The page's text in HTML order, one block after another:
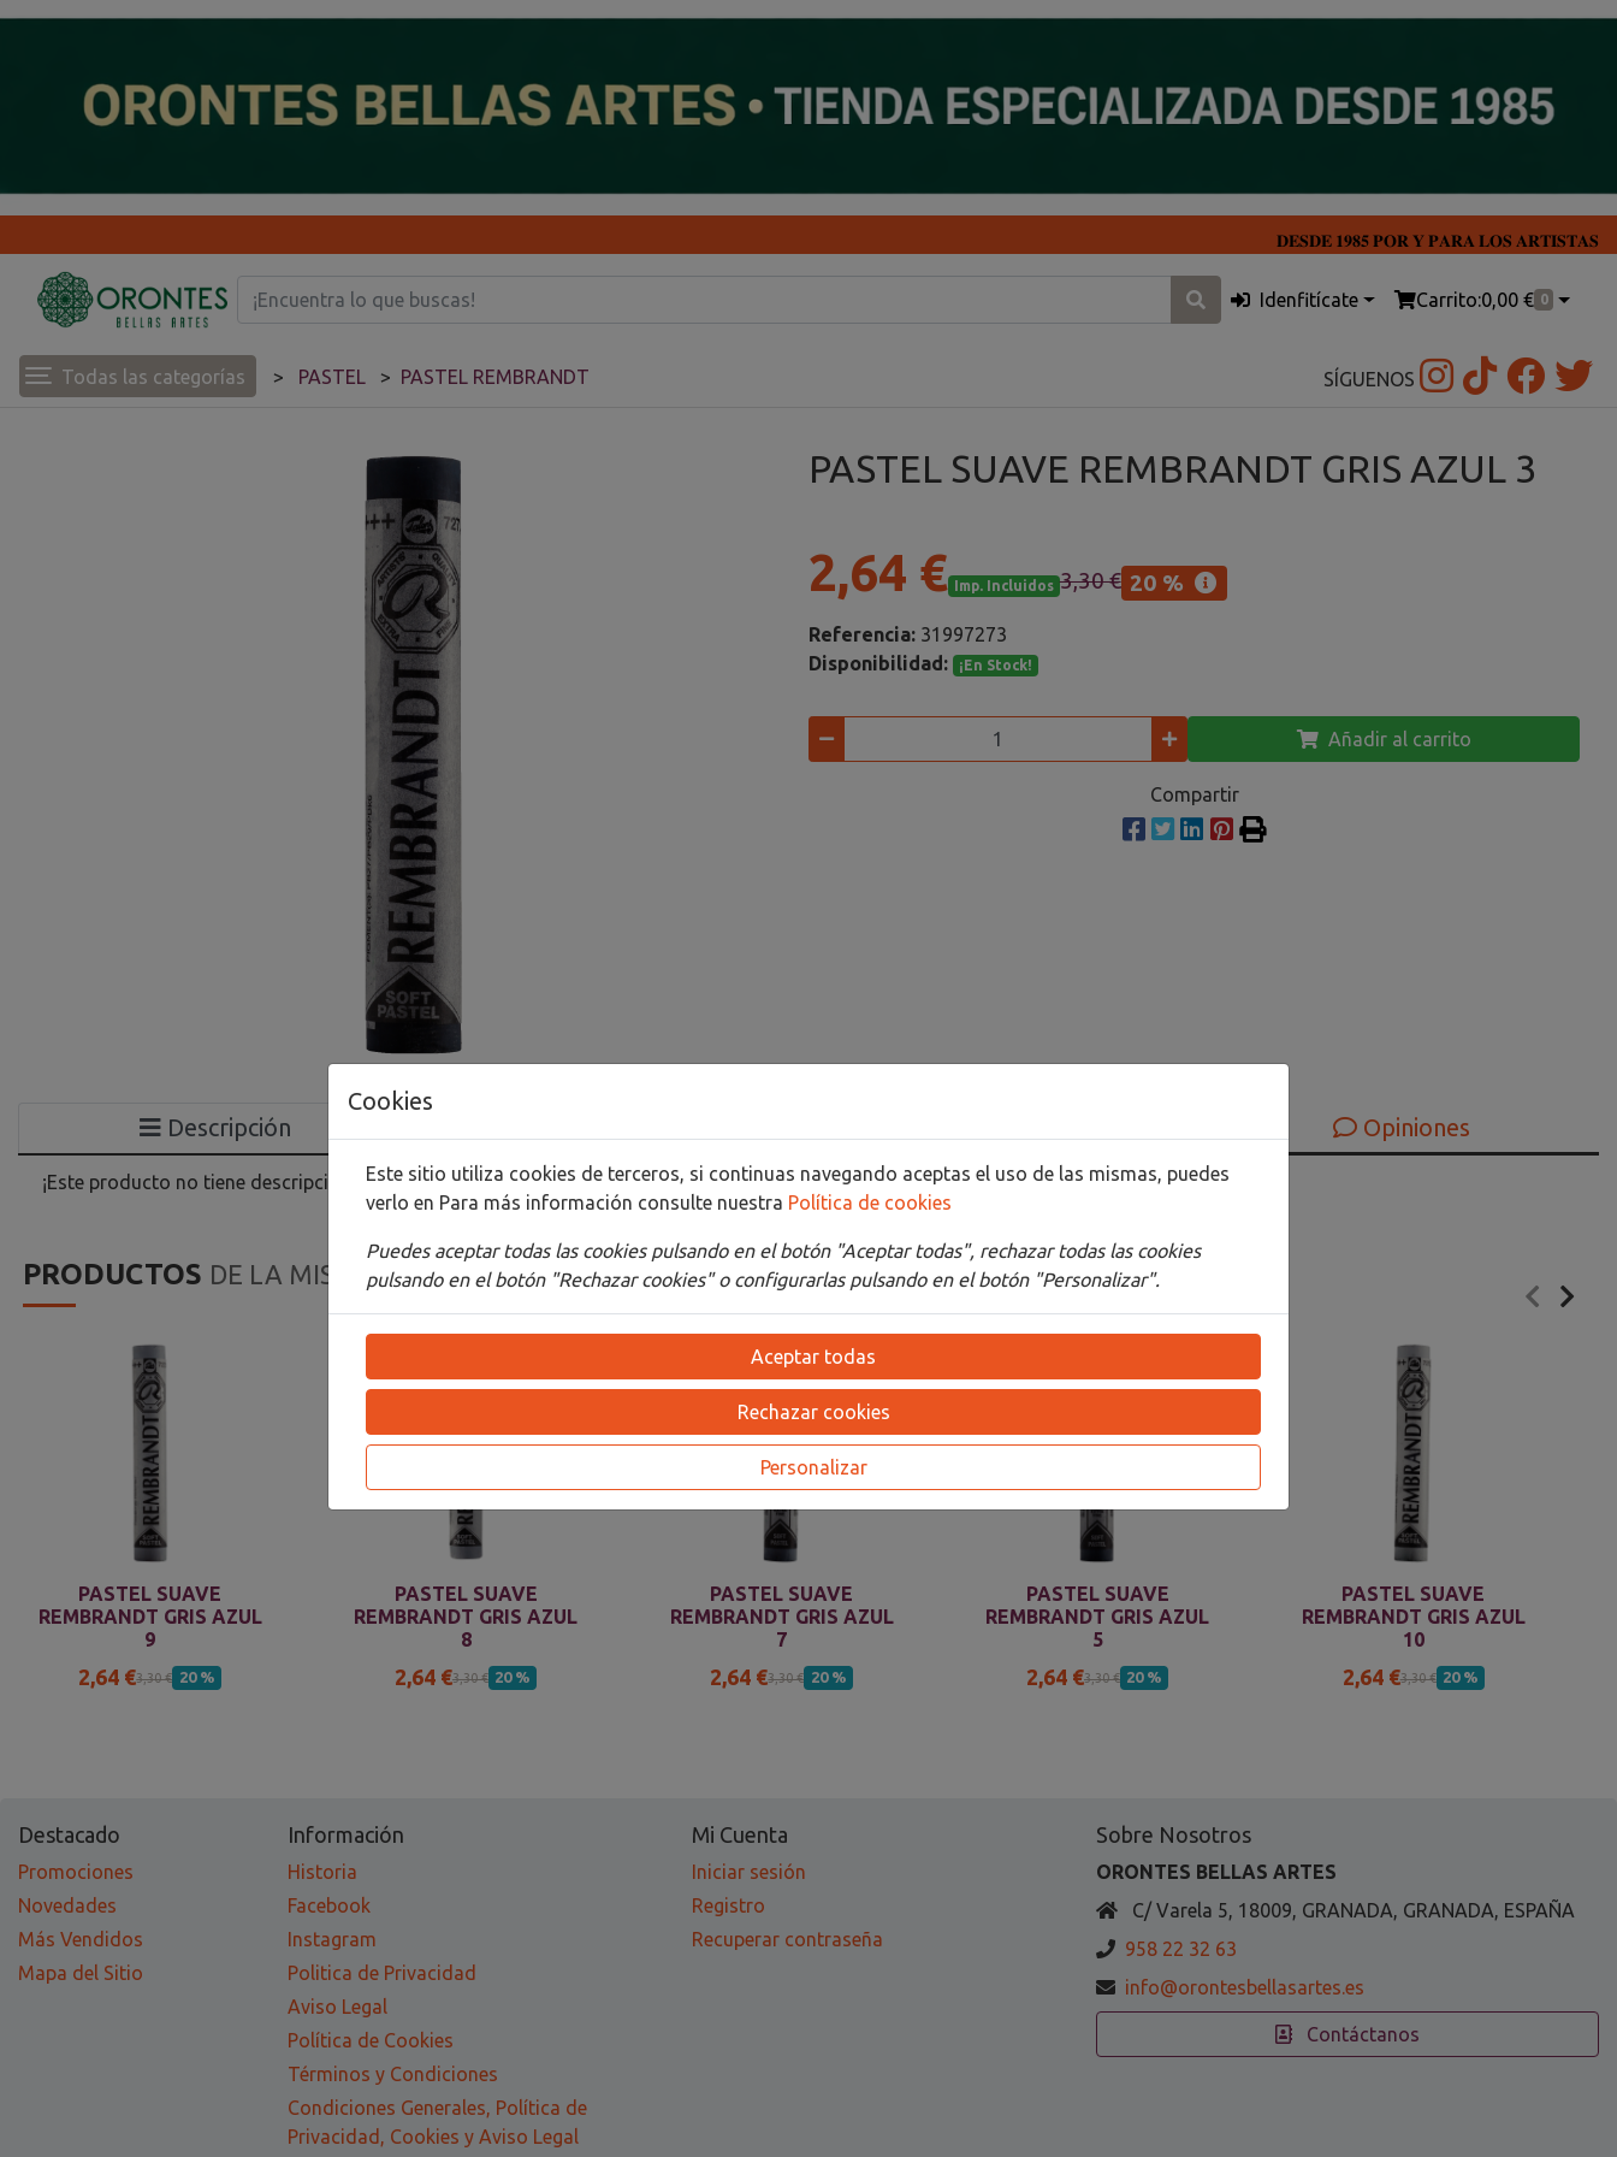
𝐃𝐄𝐒𝐃𝐄 𝟏𝟗𝟖𝟓 𝐏𝐎𝐑 𝐘 𝐏𝐀𝐑𝐀 𝐋𝐎𝐒 𝐀𝐑𝐓𝐈𝐒𝐓𝐀𝐒
Idenfitícate Carrito:0,00 € 0
Todas las categorías PASTEL PASTEL REMBRANDT SÍGUENOS
PASTEL SUAVE REMBRANDT GRIS AZUL 3
2,64 € Imp. Incluidos 3,30 € 20 %
Referencia: 31997273
Disponibilidad:
¡En Stock!
Añadir al carrito
Compartir
Descripción Opiniones
¡Este producto no tiene descripción!
PRODUCTOS DE LA MISMA CATEGORIA
PASTEL SUAVE
REMBRANDT GRIS AZUL
9
2,64 €3,30 € 20 %
PASTEL SUAVE
REMBRANDT GRIS AZUL
8
2,64 €3,30 € 20 %
PASTEL SUAVE
REMBRANDT GRIS AZUL
7
2,64 €3,30 € 20 %
PASTEL SUAVE
REMBRANDT GRIS AZUL
5
2,64 €3,30 € 20 %
PASTEL SUAVE
REMBRANDT GRIS AZUL
10
2,64 €3,30 € 20 %
Destacado
Promociones
Novedades
Más Vendidos
Mapa del Sitio
Información
Historia
Facebook
Instagram
Politica de Privacidad
Aviso Legal
Política de Cookies
Términos y Condiciones
Condiciones Generales, Política de
Privacidad, Cookies y Aviso Legal
Mi Cuenta
Iniciar sesión
Registro
Recuperar contraseña
Sobre Nosotros
ORONTES BELLAS ARTES
C/ Varela 5, 18009, GRANADA, GRANADA, ESPAÑA
958 22 32 63
info@orontesbellasartes.es
Contáctanos
Cookies
Este sitio utiliza cookies de terceros, si continuas navegando aceptas el uso de las mismas, puedes
verlo en Para más información consulte nuestra Política de cookies
Puedes aceptar todas las cookies pulsando en el botón "Aceptar todas", rechazar todas las cookies
pulsando en el botón "Rechazar cookies" o configurarlas pulsando en el botón "Personalizar".
Aceptar todas
Rechazar cookies
Personalizar